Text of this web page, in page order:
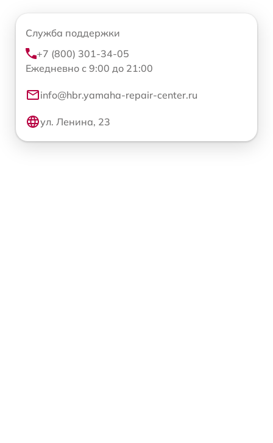
Служба поддержки
+7 (800) 301-34-05
Ежедневно с 9:00 до 21:00
info@hbr.yamaha-repair-center.ru
ул. Ленина, 23